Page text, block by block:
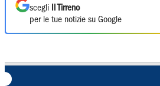
scegli
Il Tirreno
per le tue notizie su Google